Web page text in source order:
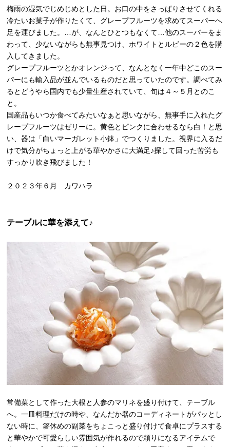
梅雨の湿気でじめじめとした日。お口の中をさっぱりさせてくれる
冷たいお菓子が作りたくて、グレープフルーツを求めてスーパーへ
足を運びました。…が、なんとひとつもなくて…他のスーパーをま
わって、少ないながらも無事見つけ、ホワイトとルビーの２色を購
入してきました。
グレープフルーツとかオレンジって、なんとなく一年中どこのスー
パーにも輸入品が並んでいるものだと思っていたのです。調べてみ
るとどうやら国内でも少量生産されていて、旬は４～５月とのこ
と。
国産品もいつか食べてみたいなぁと思いながら、無事手に入れたグ
レープフルーツはゼリーに。黄色とピンクに合わせるなら白！と思
い、器は「白いマーガレット小鉢」でつくりました。視界に入るだ
けで気分がちょっと上がる華やかさに大満足♪探して回った苦労も
すっかり吹き飛びました！
２０２３年６月 カワハラ
テーブルに華を添えて♪
常備菜として作った大根と人参のマリネを盛り付けて、テーブル
へ。一皿料理だけの時や、なんだか器のコーディネートがパッとし
ない時に、箸休めの副菜をちょこっと盛り付けて食卓にプラスする
と華やかで可愛らしい雰囲気が作れるので頼りになるアイテムで